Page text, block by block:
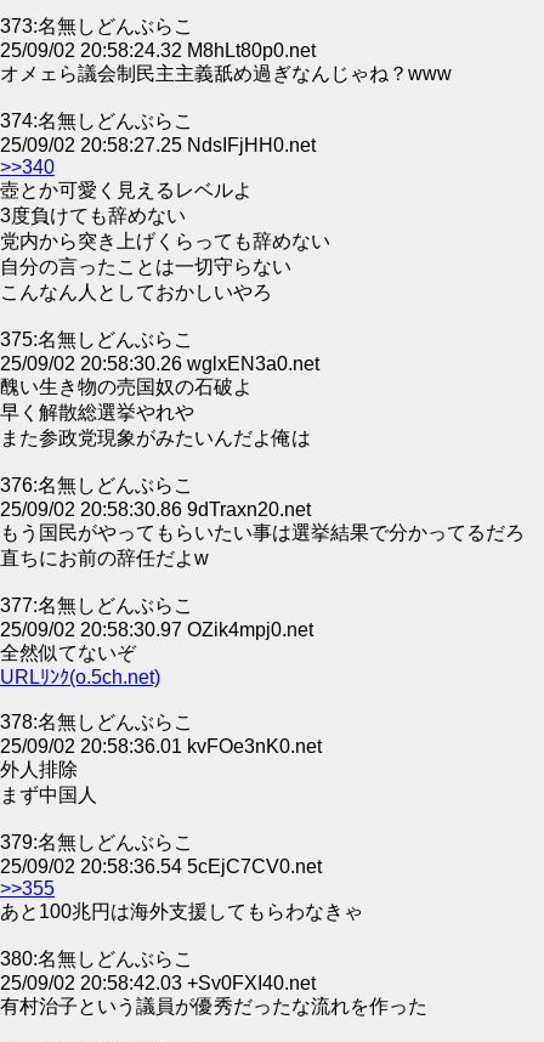
373:名無しどんぶらこ
25/09/02 20:58:24.32 M8hLt80p0.net
オメェら議会制民主主義舐め過ぎなんじゃね？www
374:名無しどんぶらこ
25/09/02 20:58:27.25 NdsIFjHH0.net
>>340
壺とか可愛く見えるレベルよ
3度負けても辞めない
党内から突き上げくらっても辞めない
自分の言ったことは一切守らない
こんなん人としておかしいやろ
375:名無しどんぶらこ
25/09/02 20:58:30.26 wglxEN3a0.net
醜い生き物の売国奴の石破よ
早く解散総選挙やれや
また参政党現象がみたいんだよ俺は
376:名無しどんぶらこ
25/09/02 20:58:30.86 9dTraxn20.net
もう国民がやってもらいたい事は選挙結果で分かってるだろ
直ちにお前の辞任だよw
377:名無しどんぶらこ
25/09/02 20:58:30.97 OZik4mpj0.net
全然似てないぞ
URLﾘﾝｸ(o.5ch.net)
378:名無しどんぶらこ
25/09/02 20:58:36.01 kvFOe3nK0.net
外人排除
まず中国人
379:名無しどんぶらこ
25/09/02 20:58:36.54 5cEjC7CV0.net
>>355
あと100兆円は海外支援してもらわなきゃ
380:名無しどんぶらこ
25/09/02 20:58:42.03 +Sv0FXI40.net
有村治子という議員が優秀だったな流れを作った